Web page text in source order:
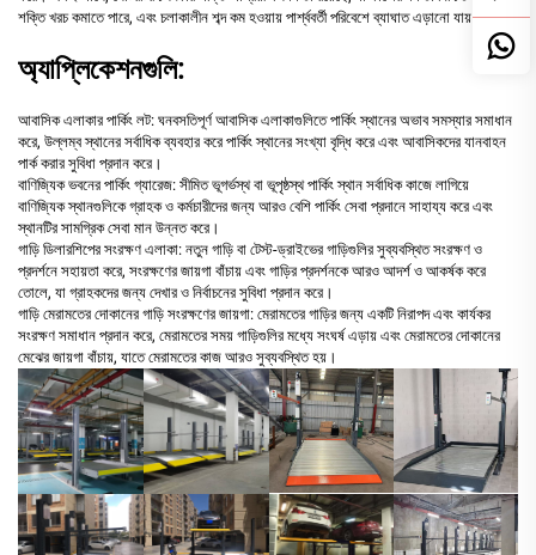
শক্তি খরচ কমাতে পারে, এবং চলাকালীন শব্দ কম হওয়ায় পার্শ্ববর্তী পরিবেশে ব্যাঘাত এড়ানো যায়।
অ্যাপ্লিকেশনগুলি:
আবাসিক এলাকার পার্কিং লট: ঘনবসতিপূর্ণ আবাসিক এলাকাগুলিতে পার্কিং স্থানের অভাব সমস্যার সমাধান
করে, উল্লম্ব স্থানের সর্বাধিক ব্যবহার করে পার্কিং স্থানের সংখ্যা বৃদ্ধি করে এবং আবাসিকদের যানবাহন
পার্ক করার সুবিধা প্রদান করে।
বাণিজ্যিক ভবনের পার্কিং গ্যারেজ: সীমিত ভূগর্ভস্থ বা ভূপৃষ্ঠস্থ পার্কিং স্থান সর্বাধিক কাজে লাগিয়ে
বাণিজ্যিক স্থানগুলিকে গ্রাহক ও কর্মচারীদের জন্য আরও বেশি পার্কিং সেবা প্রদানে সাহায্য করে এবং
স্থানটির সামগ্রিক সেবা মান উন্নত করে।
গাড়ি ডিলারশিপের সংরক্ষণ এলাকা: নতুন গাড়ি বা টেস্ট-ড্রাইভের গাড়িগুলির সুব্যবস্থিত সংরক্ষণ ও
প্রদর্শনে সহায়তা করে, সংরক্ষণের জায়গা বাঁচায় এবং গাড়ির প্রদর্শনকে আরও আদর্শ ও আকর্ষক করে
তোলে, যা গ্রাহকদের জন্য দেখার ও নির্বাচনের সুবিধা প্রদান করে।
গাড়ি মেরামতের দোকানের গাড়ি সংরক্ষণের জায়গা: মেরামতের গাড়ির জন্য একটি নিরাপদ এবং কার্যকর
সংরক্ষণ সমাধান প্রদান করে, মেরামতের সময় গাড়িগুলির মধ্যে সংঘর্ষ এড়ায় এবং মেরামতের দোকানের
মেঝের জায়গা বাঁচায়, যাতে মেরামতের কাজ আরও সুব্যবস্থিত হয়।